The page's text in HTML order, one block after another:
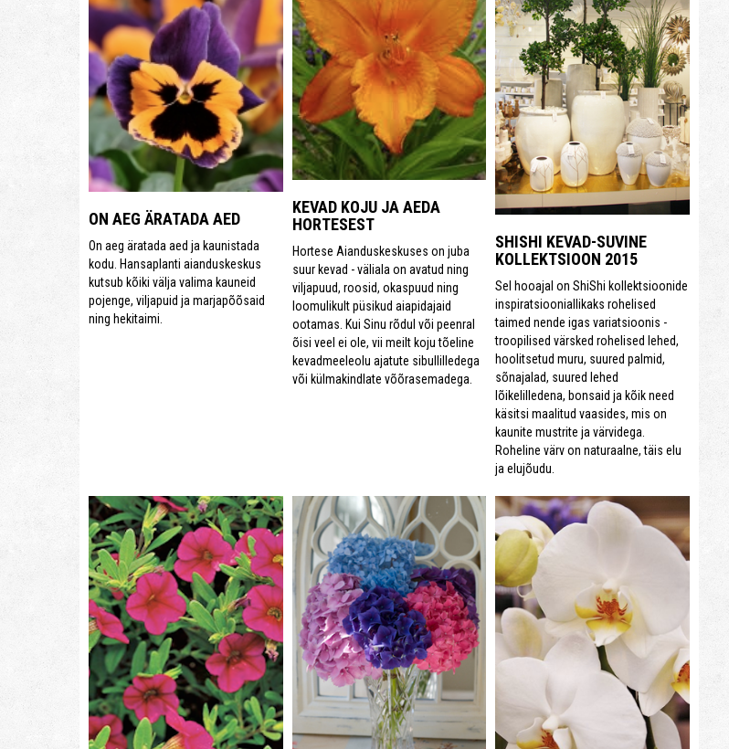
ON AEG ÄRATADA AED
On aeg äratada aed ja kaunistada
kodu. Hansaplanti aianduskeskus
kutsub kõiki välja valima kauneid
pojenge, viljapuid ja marjapõõsaid
ning hekitaimi.
KEVAD KOJU JA AEDA
HORTESEST
Hortese Aianduskeskuses on juba
suur kevad - väliala on avatud ning
viljapuud, roosid, okaspuud ning
loomulikult püsikud aiapidajaid
ootamas. Kui Sinu rõdul või peenral
õisi veel ei ole, vii meilt koju tõeline
kevadmeeleolu ajatute sibullilledega
või külmakindlate võõrasemadega.
SHISHI KEVAD-SUVINE
KOLLEKTSIOON 2015
Sel hooajal on ShiShi kollektsioonide
inspiratsiooniallikaks rohelised
taimed nende igas variatsioonis -
troopilised värsked rohelised lehed,
hoolitsetud muru, suured palmid,
sõnajalad, suured lehed
lõikelilledena, bonsaid ja kõik need
käsitsi maalitud vaasides, mis on
kaunite mustrite ja värvidega.
Roheline värv on naturaalne, täis elu
ja elujõudu.